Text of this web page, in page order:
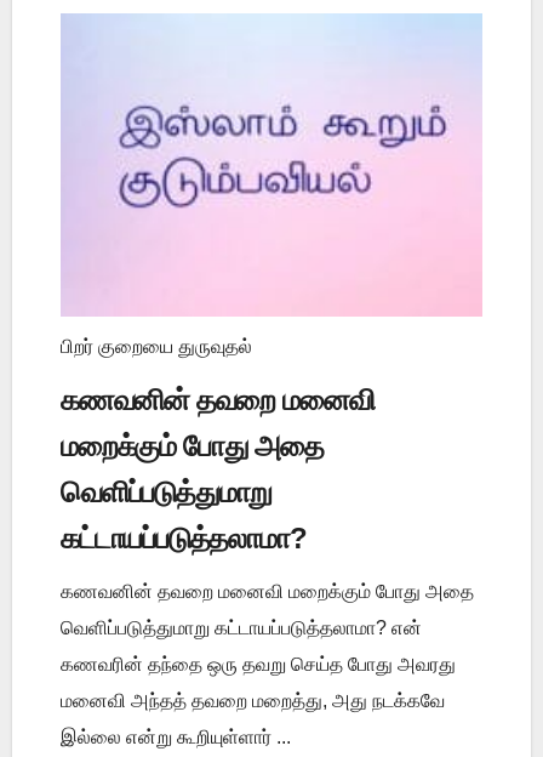
பிறர் குறையை துருவுதல்
கணவனின் தவறை மனைவி
மறைக்கும் போது அதை
வெளிப்படுத்துமாறு
கட்டாயப்படுத்தலாமா?
கணவனின் தவறை மனைவி மறைக்கும் போது அதை
வெளிப்படுத்துமாறு கட்டாயப்படுத்தலாமா? என்
கணவரின் தந்தை ஒரு தவறு செய்த போது அவரது
மனைவி அந்தத் தவறை மறைத்து, அது நடக்கவே
இல்லை என்று கூறியுள்ளார் ...